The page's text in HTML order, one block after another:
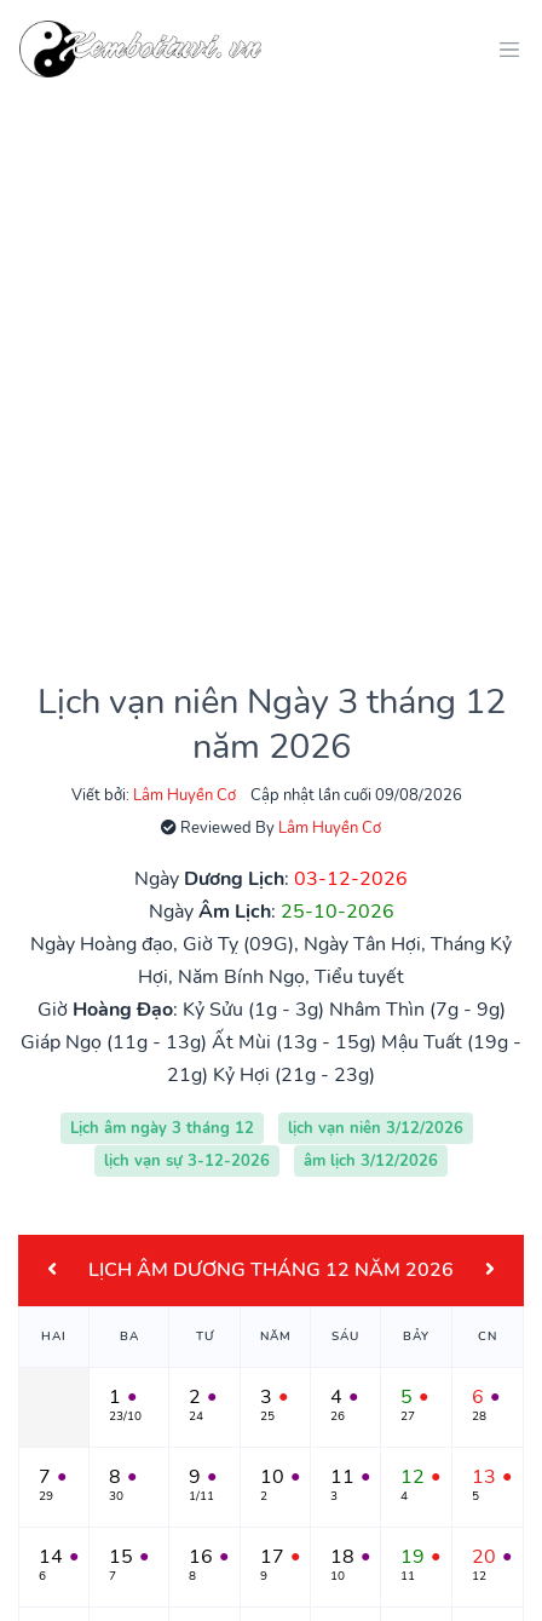
Lịch vạn niên Ngày 3 tháng 12
năm 2026
Viết bởi: Lâm Huyền Cơ
Cập nhật lần cuối 09/08/2026
Reviewed By Lâm Huyền Cơ
Ngày Dương Lịch: 03-12-2026
NgàyÂm Lịch: 25-10-2026
Ngày Hoàng đạo, Giờ Tỵ (09G), Ngày Tân Hợi, Tháng Kỷ
Hợi, Năm Bính Ngọ, Tiểu tuyết
Giờ Hoàng Đạo: Kỷ Sửu (1g - 3g) Nhâm Thìn (7g - 9g)
Giáp Ngọ (11g - 13g) Ất Mùi (13g - 15g) Mậu Tuất (19g -
21g) Kỷ Hợi (21g - 23g)
Lịch âm ngày 3 tháng 12
lịch vạn niên 3/12/2026
lịch vạn sự 3-12-2026
âm lịch 3/12/2026
LỊCH ÂM DƯƠNG THÁNG 12 NĂM 2026
HAI BA TƯ NĂM SÁU BẢY CN
1 ●
23/10
2 ●
24
3 ●
25
4 ●
26
5 ●
27
6 ●
28
7 ●
29
8 ●
30
9 ●
1/11
10 ●
2
11 ●
3
12 ●
4
13 ●
5
14 ●
6
15 ●
7
16 ●
8
17 ●
9
18 ●
10
19 ●
11
20 ●
12